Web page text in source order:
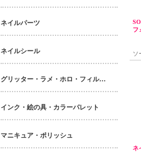
ネイルパーツ
ネイルシール
グリッター・ラメ・ホロ・フィルム・パウダー｜ネイルパーツ
インク・絵の具・カラーパレット
マニキュア・ポリッシュ
フ
ソ
ネ